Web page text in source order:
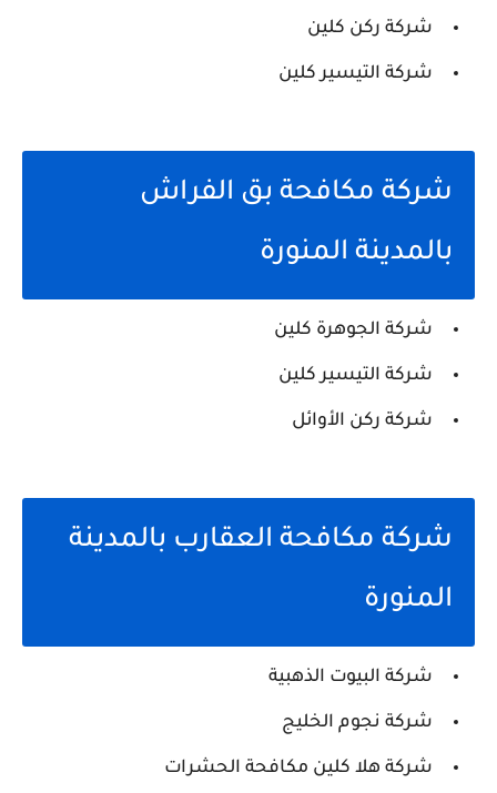
شركة ركن كلين
شركة التيسير كلين
شركة مكافحة بق الفراش
بالمدينة المنورة
شركة الجوهرة كلين
شركة التيسير كلين
شركة ركن الأوائل
شركة مكافحة العقارب بالمدينة
المنورة
شركة البيوت الذهبية
شركة نجوم الخليج
شركة هلا كلين مكافحة الحشرات